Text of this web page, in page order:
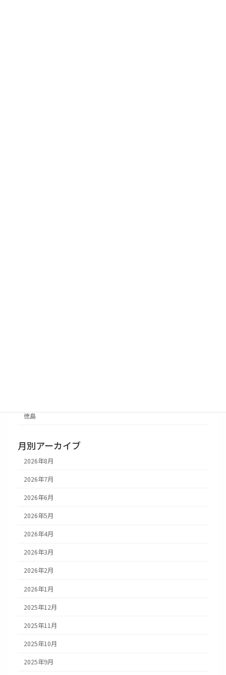
徳島
月別アーカイブ
2026年8月
2026年7月
2026年6月
2026年5月
2026年4月
2026年3月
2026年2月
2026年1月
2025年12月
2025年11月
2025年10月
2025年9月